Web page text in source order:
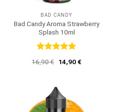
BAD CANDY
Bad Candy Aroma Strawberry
Splash 10ml
Bewertet
mit 5 von
16,90€ Ursprünglicher
Preis
14,90€Aktueller